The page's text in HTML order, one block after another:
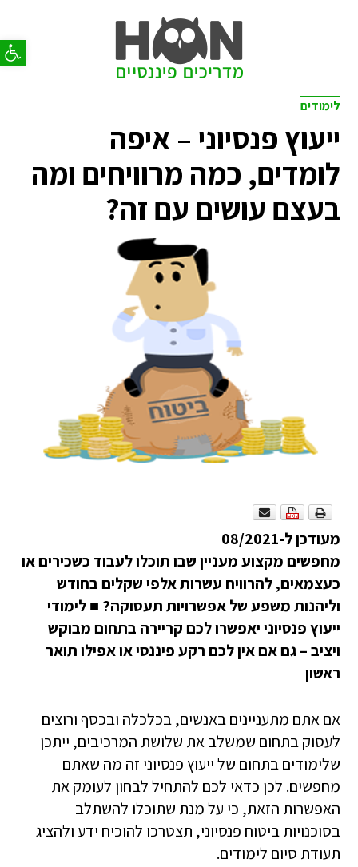
פתח
לימודים
ייעוץ פנסיוני – איפה
לומדים, כמה מרוויחים ומה
בעצם עושים עם זה?
מעודכן ל-08/2021
מחפשים מקצוע מעניין שבו תוכלו לעבוד כשכירים או
כעצמאים, להרוויח עשרות אלפי שקלים בחודש
וליהנות משפע של אפשרויות תעסוקה? ■לימודי
ייעוץ פנסיוני יאפשרו לכם קריירה בתחום מבוקש
ויציב – גם אם אין לכם רקע פיננסי או אפילו תואר
ראשון
אם אתם מתעניינים באנשים, בכלכלה ובכסף ורוצים
לעסוק בתחום שמשלב את שלושת המרכיבים, ייתכן
שלימודים בתחום של ייעוץ פנסיוני זה מה שאתם
מחפשים. לכן כדאי לכם להתחיל לבחון לעומק את
האפשרות הזאת, כי על מנת שתוכלו להשתלב
בסוכנויות ביטוח פנסיוני, תצטרכו להוכיח ידע ולהציג
תעודת סיום לימודים.